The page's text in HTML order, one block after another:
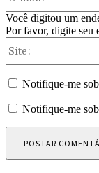
Você digitou um
Por favor, digite seu
Notifique-me
Notifique-me